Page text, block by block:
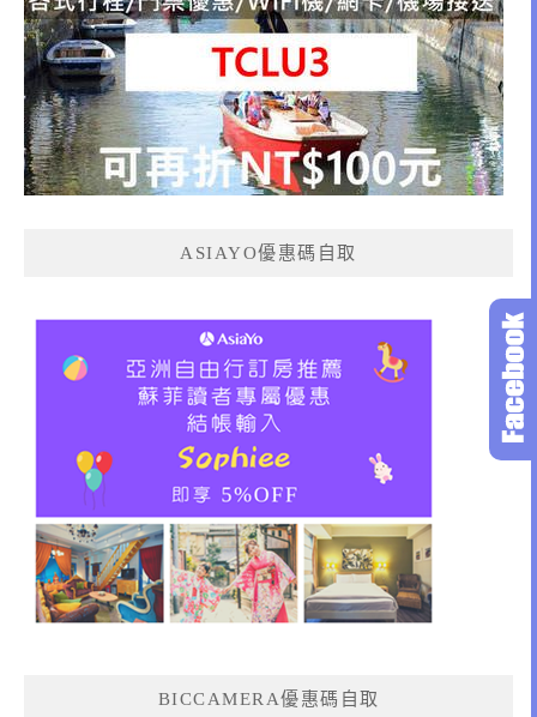
ASIAYO優惠碼自取
BICCAMERA優惠碼自取